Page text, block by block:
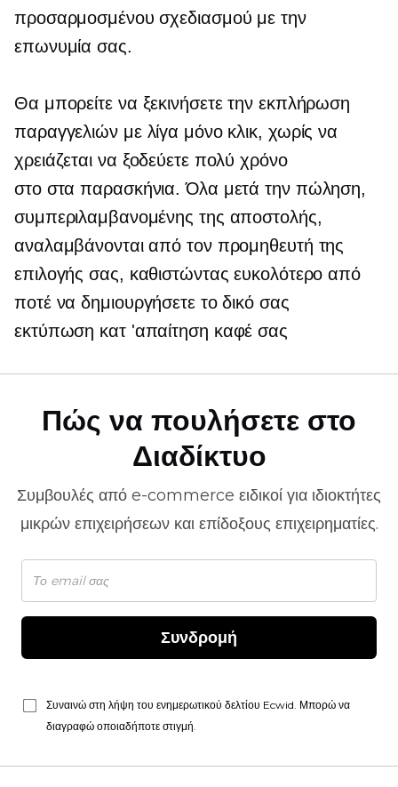
προσαρμοσμένου σχεδιασμού με την
επωνυμία σας.
Θα μπορείτε να ξεκινήσετε την εκπλήρωση
παραγγελιών με λίγα μόνο κλικ, χωρίς να
χρειάζεται να ξοδεύετε πολύ χρόνο
στο στα παρασκήνια. Όλα μετά την πώληση,
συμπεριλαμβανομένης της αποστολής,
αναλαμβάνονται από τον προμηθευτή της
επιλογής σας, καθιστώντας ευκολότερο από
ποτέ να δημιουργήσετε το δικό σας
εκτύπωση κατ 'απαίτηση καφέ σας
Πώς να πουλήσετε στο
Διαδίκτυο
Συμβουλές από e-commerce ειδικοί για ιδιοκτήτες
μικρών επιχειρήσεων και επίδοξους επιχειρηματίες.
Συνδρομή
Συναινώ στη λήψη του ενημερωτικού δελτίου Ecwid. Μπορώ να
διαγραφώ οποιαδήποτε στιγμή.